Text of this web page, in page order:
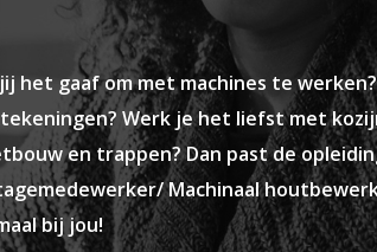
het gaaf om met machines te
Werk je het liefst met
en trappen? Dan past de
Machinaal
bij jou!